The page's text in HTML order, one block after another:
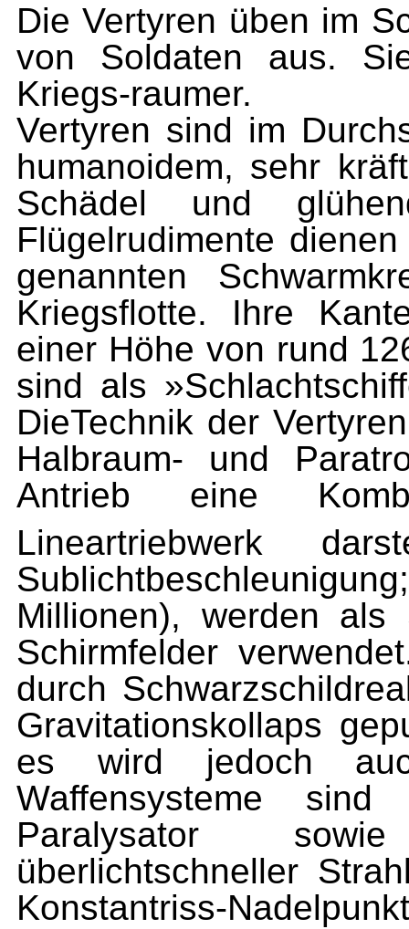
Die Vertyren üben im
von Soldaten aus.
Kriegs-raumer.
Vertyren sind im
humanoidem, sehr
Schä­del und
Flügelrudimente
genannten
Kriegsflotte. Ihre
einer Höhe von rund
sind als
DieTechnik der
Halbraum- und
Antrieb eine
Lineartriebwerk
Millionen), werden als
Schirmfelder
durch
Gravitationskollaps
es wird jedoch
Waffensysteme sind
Paralysator
überlichtschneller
Konstantriss-